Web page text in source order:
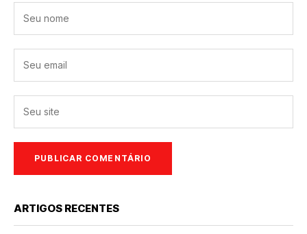
ARTIGOS RECENTES